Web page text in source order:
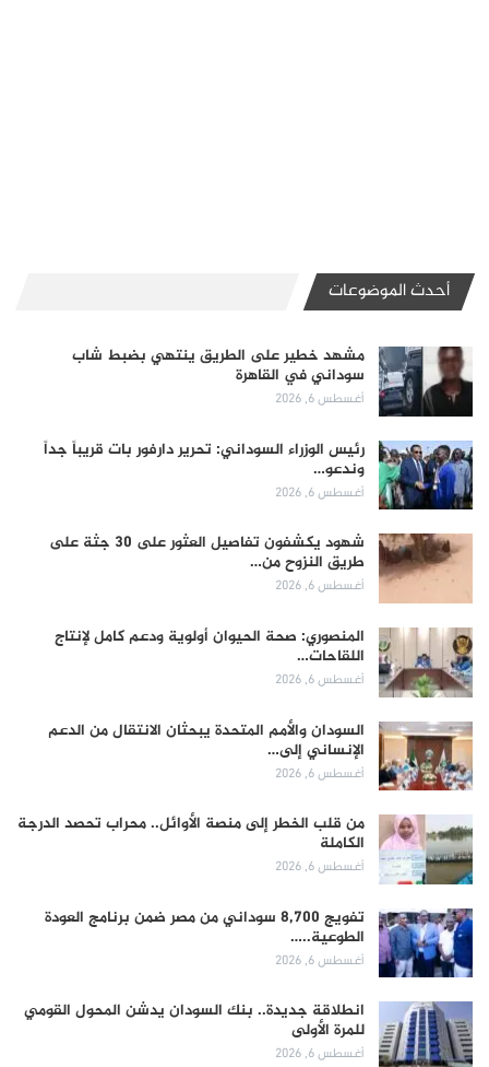
أحدث الموضوعات
مشهد خطير على الطريق ينتهي بضبط شاب
سوداني في القاهرة
أغسطس 6, 2026
رئيس الوزراء السوداني: تحرير دارفور بات قريباً جداً
وندعو…
أغسطس 6, 2026
شهود يكشفون تفاصيل العثور على 30 جثة على
طريق النزوح من…
أغسطس 6, 2026
المنصوري: صحة الحيوان أولوية ودعم كامل لإنتاج
اللقاحات…
أغسطس 6, 2026
السودان والأمم المتحدة يبحثان الانتقال من الدعم
الإنساني إلى…
أغسطس 6, 2026
من قلب الخطر إلى منصة الأوائل.. محراب تحصد الدرجة
الكاملة
أغسطس 6, 2026
تفويج 8,700 سوداني من مصر ضمن برنامج العودة
الطوعية..…
أغسطس 6, 2026
انطلاقة جديدة.. بنك السودان يدشن المحول القومي
للمرة الأولى
أغسطس 6, 2026